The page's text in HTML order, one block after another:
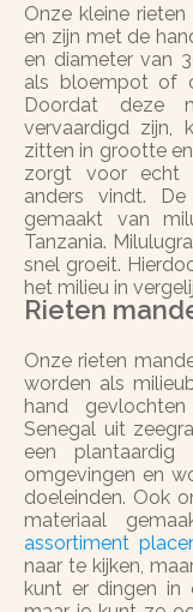
Onze kleine
en zijn met de
en diameter van
als bloempot of
Doordat deze
vervaardigd zijn,
zitten in grootte
zorgt voor echt
anders vindt.
gemaakt van
Tanzania.
snel groeit.
het milieu in
Rieten
Onze rieten
worden als
hand
Senegal uit
een
omgevingen en
doeleinden. Ook
materiaal
assortiment
naar te kijken,
kunt er dingen in